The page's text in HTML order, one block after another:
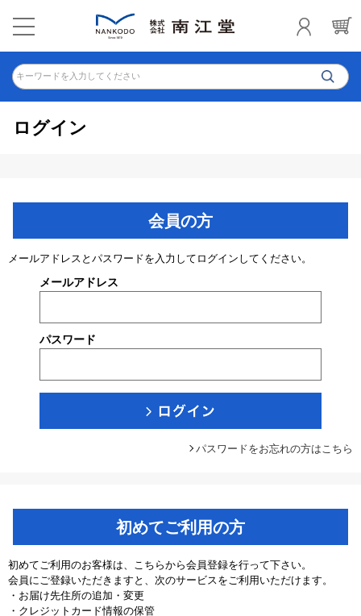
キーワードを入力してください
ログイン
会員の方
メールアドレスとパスワードを入力してログインしてください。
メールアドレス
パスワード
パスワードをお忘れの方はこちら
初めてご利用の方
初めてご利用のお客様は、こちらから会員登録を行って下さい。
会員にご登録いただきますと、次のサービスをご利用いただけます。
・お届け先住所の追加・変更
・クレジットカード情報の保管